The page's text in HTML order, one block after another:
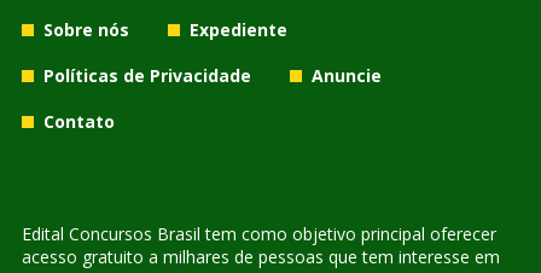
Sobre nós
Expediente
Políticas de Privacidade
Anuncie
Contato
Edital Concursos Brasil tem como objetivo principal oferecer
acesso gratuito a milhares de pessoas que tem interesse em